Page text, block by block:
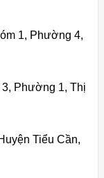
1, Phường 4,
Phường 1, Thị
Tiểu Cần,